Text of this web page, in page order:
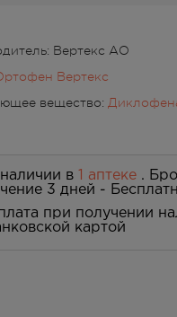
Вертекс АО
Вертекс
вещество:
в 1 аптеке .
3 дней -
при получении
картой